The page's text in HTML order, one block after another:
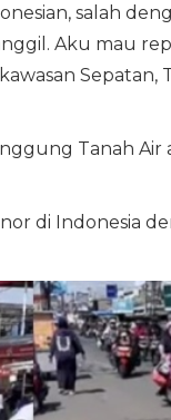
salah
Aku mau
Sepatan,
Tanah Air
di Indonesia